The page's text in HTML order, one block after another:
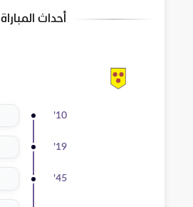
أحداث المباراة
10
'
19
'
45
'